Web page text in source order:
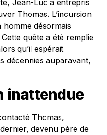
Jean-Luc a entrepris
Thomas. L’incursion
homme désormais
quête a été remplie
qu’il espérait
décennies auparavant,
inattendue
Thomas,
devenu père de